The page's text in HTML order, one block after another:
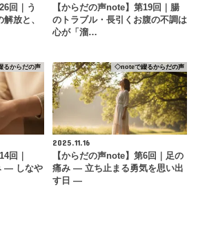
回｜う
放と、
【からだの声note】第19回｜腸
のトラブル・長引くお腹の不調は
心が「溜…
からだの声
回｜
― しなや
◇noteで綴るからだの声
2025.11.16
【からだの声note】第6回｜足の
痛み ― 立ち止まる勇気を思い出
す日 ―